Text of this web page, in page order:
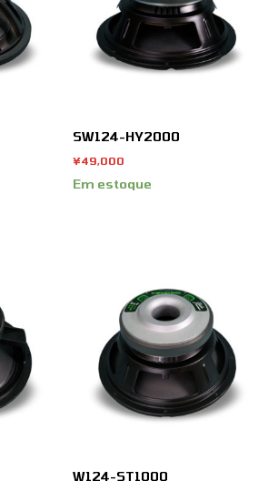
SW124-HY2000
¥49,000
Em estoque
W124-ST1000